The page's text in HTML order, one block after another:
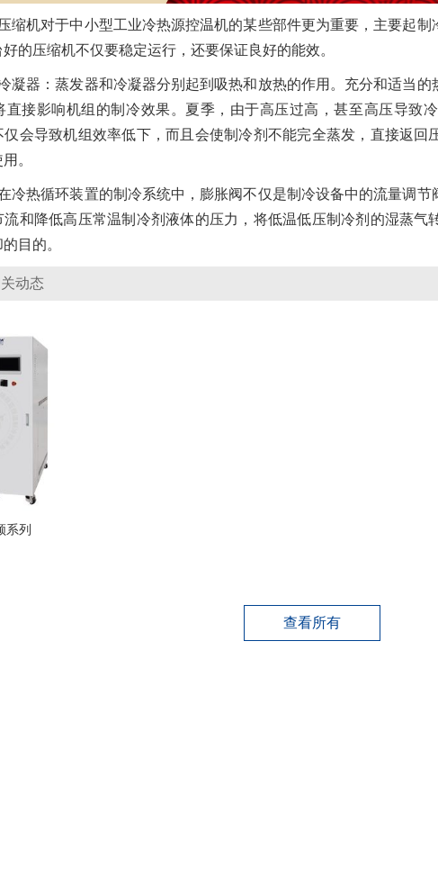
缩机对于中小型工业冷热源控温机的某些部件更为重要，主要起
的压缩机不仅要稳定运行，还要保证良好的能效。
凝器：蒸发器和冷凝器分别起到吸热和放热的作用。充分和适当
直接影响机组的制冷效果。夏季，由于高压过高，甚至高压导致
会导致机组效率低下，而且会使制冷剂不能完全蒸发，直接返回
。
冷热循环装置的制冷系统中，膨胀阀不仅是制冷设备中的流量调节
和降低高压常温制冷剂液体的压力，将低温低压制冷剂的湿蒸气
目的。
动态
系列
查看所有